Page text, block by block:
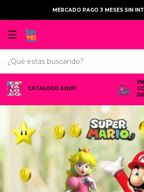
MERCADO PAGO 3 MESES SIN
CATALOGO AQUÍ!!